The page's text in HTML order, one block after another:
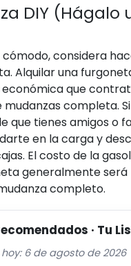
DIY (Hágalo
cómodo, considera
Alquilar una
que
completa.
que tienes amigos o
en la carga y
El costo de la
generalmente será
completo.
· Tu
6 de agosto de 2026